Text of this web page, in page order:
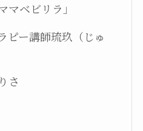
マベビリラ」
ピー講師琉玖（じゅ
さ